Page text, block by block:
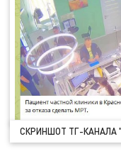
СКРИНШОТ ТГ-КАНАЛА